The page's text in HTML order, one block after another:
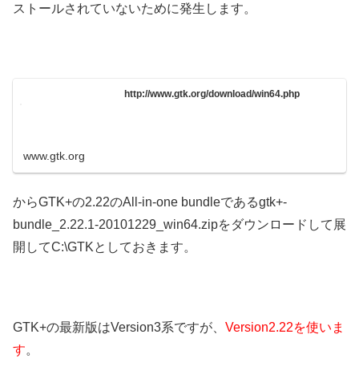
ストールされていないために発生します。
http://www.gtk.org/download/win64.php
www.gtk.org
からGTK+の2.22のAll-in-one bundleであるgtk+-
bundle_2.22.1-20101229_win64.zipをダウンロードして展
開してC:\GTKとしておきます。
GTK+の最新版はVersion3系ですが、 Version2.22を使いま
す。